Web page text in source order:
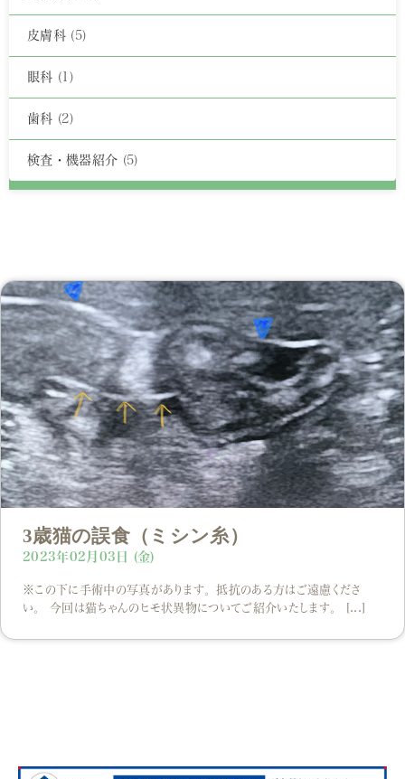
3歳猫の誤食（ミシン糸）
2023年02月03日 (金)
※この下に手術中の写真があります。抵抗のある方はご遠慮くださ
い。 今回は猫ちゃんのヒモ状異物についてご紹介いたします。 [...]
皮膚科 (5)
眼科 (1)
歯科 (2)
検査・機器紹介 (5)